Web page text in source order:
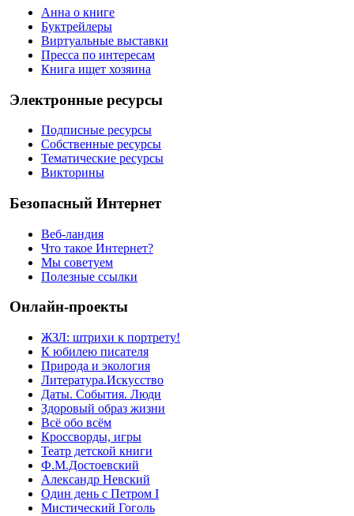
Анна о книге
Буктрейлеры
Виртуальные выставки
Пресса по интересам
Книга ищет хозяина
Электронные ресурсы
Подписные ресурсы
Собственные ресурсы
Тематические ресурсы
Викторины
Безопасный Интернет
Веб-ландия
Что такое Интернет?
Мы советуем
Полезные ссылки
Онлайн-проекты
ЖЗЛ: штрихи к портрету!
К юбилею писателя
Природа и экология
Литература.Искусство
Даты. События. Люди
Здоровый образ жизни
Всё обо всём
Кроссворды, игры
Театр детской книги
Ф.М.Достоевский
Александр Невский
Один день с Петром I
Мистический Гоголь